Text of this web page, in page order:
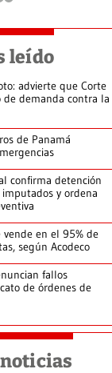
leído
advierte que Corte
demanda contra la
de Panamá
confirma detención
y ordena
vende en el 95% de
según Acodeco
fallos
de órdenes de